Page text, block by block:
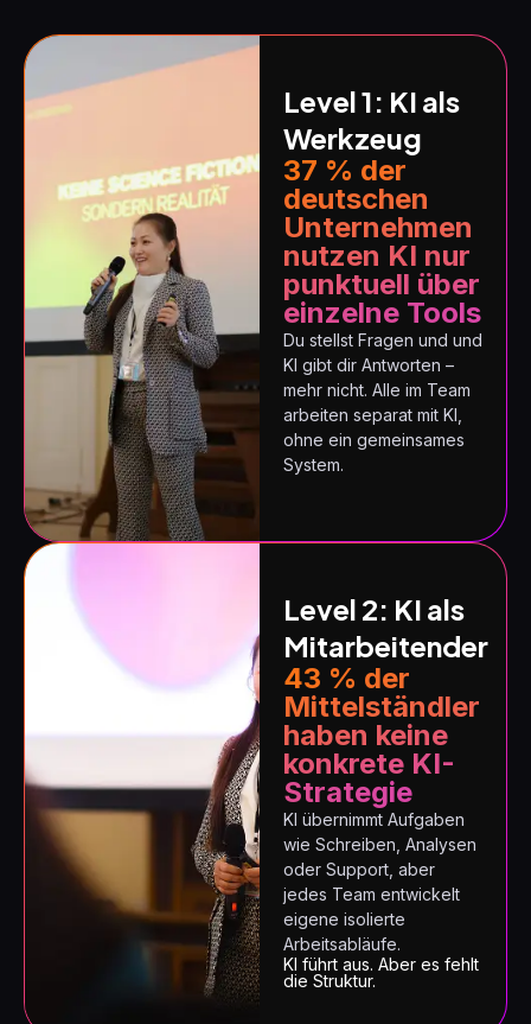
Level 1: KI als
Werkzeug
37 % der
deutschen
Unternehmen
nutzen KI nur
punktuell über
einzelne Tools
Du stellst Fragen und und
KI gibt dir Antworten –
mehr nicht. Alle im Team
arbeiten separat mit KI,
ohne ein gemeinsames
System.
Level 2: KI als
Mitarbeitender
43 % der
Mittelständler
haben keine
konkrete KI-
Strategie
KI übernimmt Aufgaben
wie Schreiben, Analysen
oder Support, aber
jedes Team entwickelt
eigene isolierte
Arbeitsabläufe.
KI führt aus. Aber es fehlt
die Struktur.